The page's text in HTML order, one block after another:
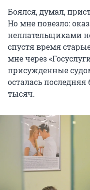
Боялся, думал,
Но мне повезло:
неплательщиками
спустя время
мне через
присужденные
осталась
тысяч.